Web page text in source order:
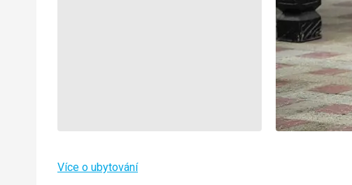
Více o ubytování